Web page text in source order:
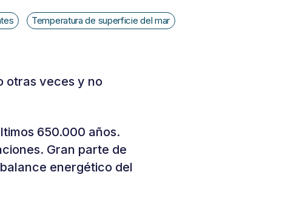
Temperatura de superficie del mar
otras veces y no
650.000 años.
Gran parte de
energético del